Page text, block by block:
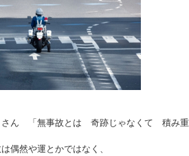
さん 「無事故とは 奇跡じゃなくて 積み
偶然や運とかではなく、